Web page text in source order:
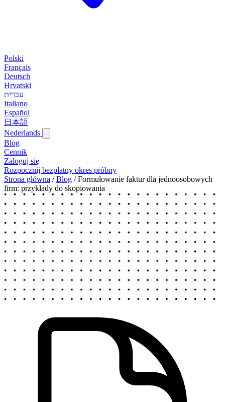
Polski
Français
Deutsch
Hrvatski
עברית
Italiano
Español
日本語
Nederlands
Blog‎
Cennik
Zaloguj się
Rozpocznij bezpłatny okres próbny
Strona główna / Blog‎ / Formułowanie faktur dla jednoosobowych
firm: przykłady do skopiowania